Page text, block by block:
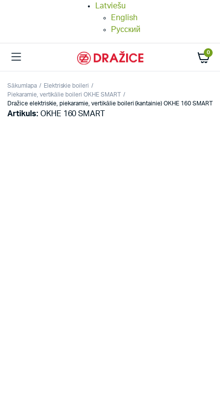
Latviešu
English
Русский
0
Sākumlapa
Elektriskie boileri
Piekaramie, vertikālie boileri OKHE SMART
Dražice elektriskie, piekaramie, vertikālie boileri (kantainie) OKHE 160 SMART
Artikuls:OKHE 160 SMART